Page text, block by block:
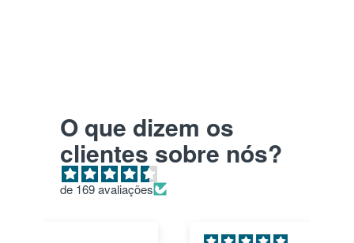
O que dizem os
clientes sobre nós?
de 169 avaliações